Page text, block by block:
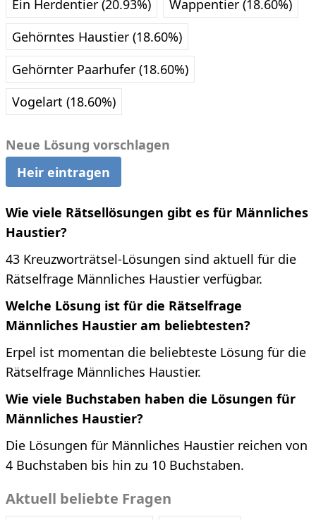
Ein Herdentier (20.93%)
Wappentier (18.60%)
Gehörntes Haustier (18.60%)
Gehörnter Paarhufer (18.60%)
Vogelart (18.60%)
Neue Lösung vorschlagen
Heir eintragen
Wie viele Rätsellösungen gibt es für Männliches
Haustier?
43 Kreuzworträtsel-Lösungen sind aktuell für die
Rätselfrage Männliches Haustier verfügbar.
Welche Lösung ist für die Rätselfrage
Männliches Haustier am beliebtesten?
Erpel ist momentan die beliebteste Lösung für die
Rätselfrage Männliches Haustier.
Wie viele Buchstaben haben die Lösungen für
Männliches Haustier?
Die Lösungen für Männliches Haustier reichen von
4 Buchstaben bis hin zu 10 Buchstaben.
Aktuell beliebte Fragen